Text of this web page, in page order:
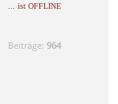
... ist OFFLINE
Beiträge:964